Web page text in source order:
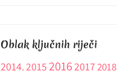
Oblak ključnih riječi
2014.2015201620172018